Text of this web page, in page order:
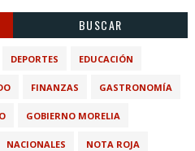
BUSCAR
DEPORTES EDUCACIÓN
FINANZAS GASTRONOMÍA
GOBIERNO MORELIA
NACIONALES NOTA ROJA